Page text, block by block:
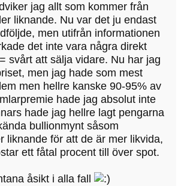
jag allt som kommer från
liknande. Nu var det ju endast
men utifrån informationen
det inte vara några direkt
svårt att sälja vidare. Nu har jag
men jag hade som mest
men hellre kanske 90-95% av
hade jag absolut inte
hade jag hellre lagt pengarna
bullionmynt såsom
liknande för att de är mer likvida,
ett fåtal procent till över spot.
åsikt i alla fall